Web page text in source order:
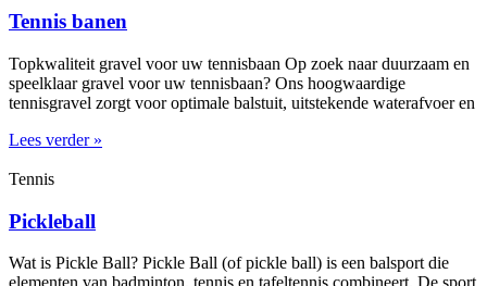
Tennis banen
Topkwaliteit gravel voor uw tennisbaan Op zoek naar duurzaam en
speelklaar gravel voor uw tennisbaan? Ons hoogwaardige
tennisgravel zorgt voor optimale balstuit, uitstekende waterafvoer en
Lees verder »
Tennis
Pickleball
Wat is Pickle Ball? Pickle Ball (of pickle ball) is een balsport die